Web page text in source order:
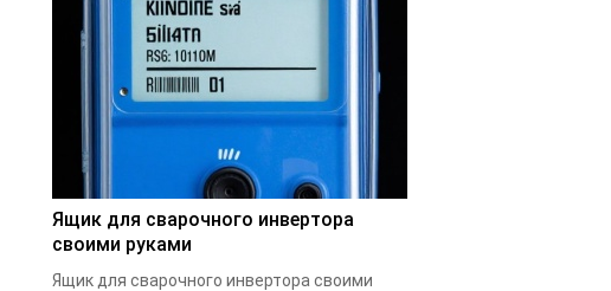
Ящик для сварочного инвертора
своими руками
Ящик для сварочного инвертора своими